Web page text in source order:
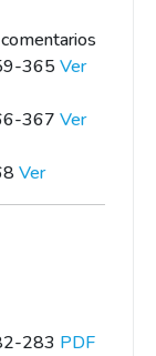
365Ver
367 Ver
Ver
283 PDF